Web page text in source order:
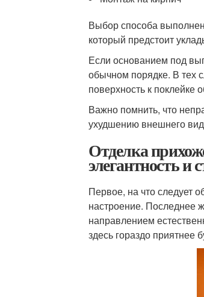
Выбор способа
который предстоит
Если основанием под
обычном порядке. В тех
поверхность к поклейке
Важно помнить, что
ухудшению внешнего
Отделка
элегантность и
Первое, на что следует
настроение. Последнее
направлением
здесь гораздо приятнее